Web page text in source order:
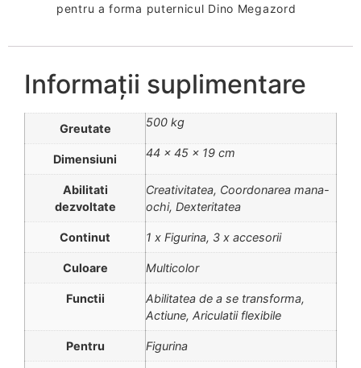
pentru a forma puternicul Dino Megazord
Informații suplimentare
Greutate 500 kg
Dimensiuni 44 × 45 × 19 cm
Abilitati
dezvoltate
Creativitatea, Coordonarea mana-
ochi, Dexteritatea
Continut 1 x Figurina, 3 x accesorii
Culoare Multicolor
Functii
Abilitatea de a se transforma,
Actiune, Ariculatii flexibile
Pentru Figurina